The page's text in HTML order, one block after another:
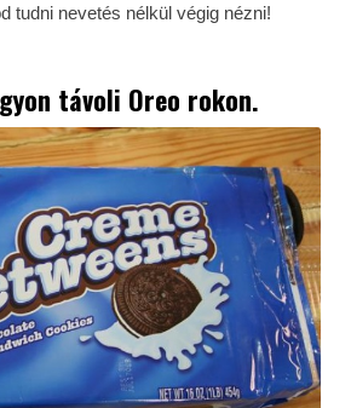
tudni nevetés nélkül végig nézni!
távoli Oreo rokon.